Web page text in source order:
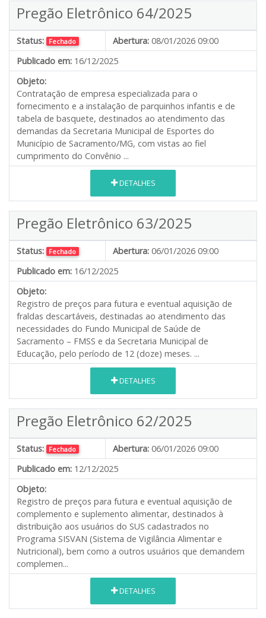
Pregão Eletrônico 64/2025
Status: Fechado Abertura: 08/01/2026 09:00
Publicado em: 16/12/2025
Objeto:
Contratação de empresa especializada para o
fornecimento e a instalação de parquinhos infantis e de
tabela de basquete, destinados ao atendimento das
demandas da Secretaria Municipal de Esportes do
Município de Sacramento/MG, com vistas ao fiel
cumprimento do Convênio ...
DETALHES
Pregão Eletrônico 63/2025
Status: Fechado Abertura: 06/01/2026 09:00
Publicado em: 16/12/2025
Objeto:
Registro de preços para futura e eventual aquisição de
fraldas descartáveis, destinadas ao atendimento das
necessidades do Fundo Municipal de Saúde de
Sacramento – FMSS e da Secretaria Municipal de
Educação, pelo período de 12 (doze) meses. ...
DETALHES
Pregão Eletrônico 62/2025
Status: Fechado Abertura: 06/01/2026 09:00
Publicado em: 12/12/2025
Objeto:
Registro de preços para futura e eventual aquisição de
complemento e suplemento alimentar, destinados à
distribuição aos usuários do SUS cadastrados no
Programa SISVAN (Sistema de Vigilância Alimentar e
Nutricional), bem como a outros usuários que demandem
complemen...
DETALHES